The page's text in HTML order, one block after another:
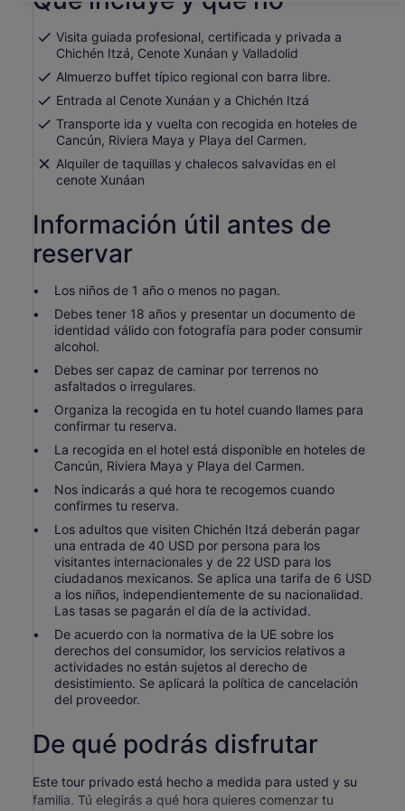
por
viajero*
* Selecciona
más
de
dos
adultos
para
que
sea
más
bajo
nueva
Visita guiada profesional, certificada y privada a
Chichén Itzá, Cenote Xunáan y Valladolid
Almuerzo buffet típico regional con barra libre.
Entrada al Cenote Xunáan y a Chichén Itzá
Transporte ida y vuelta con recogida en hoteles de
Cancún, Riviera Maya y Playa del Carmen.
Alquiler de taquillas y chalecos salvavidas en el
cenote Xunáan
Información útil antes de
reservar
Los niños de 1 año o menos no pagan.
Debes tener 18 años y presentar un documento de
identidad válido con fotografía para poder consumir
alcohol.
Debes ser capaz de caminar por terrenos no
asfaltados o irregulares.
Organiza la recogida en tu hotel cuando llames para
confirmar tu reserva.
La recogida en el hotel está disponible en hoteles de
Cancún, Riviera Maya y Playa del Carmen.
Nos indicarás a qué hora te recogemos cuando
confirmes tu reserva.
Los adultos que visiten Chichén Itzá deberán pagar
una entrada de 40 USD por persona para los
visitantes internacionales y de 22 USD para los
ciudadanos mexicanos. Se aplica una tarifa de 6 USD
a los niños, independientemente de su nacionalidad.
Las tasas se pagarán el día de la actividad.
De acuerdo con la normativa de la UE sobre los
derechos del consumidor, los servicios relativos a
actividades no están sujetos al derecho de
desistimiento. Se aplicará la política de cancelación
del proveedor.
De qué podrás disfrutar
Este tour privado está hecho a medida para usted y su
familia. Tú elegirás a qué hora quieres comenzar tu